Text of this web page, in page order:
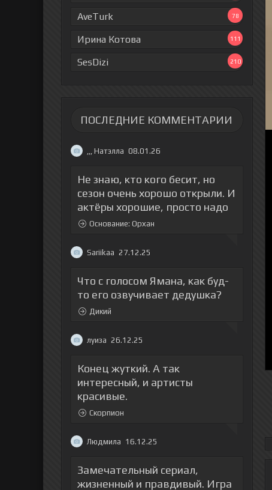
AveTurk 78
Ирина Котова 111
SesDizi 210
ПОСЛЕДНИЕ КОММЕНТАРИИ
,,, Натэлла 08.01.26
Не знаю, кто кого бесит, но
сезон очень хорошо открыли. И
актёры хорошие, просто надо
Основание: Орхан
Sariikaa 27.12.25
Что с голосом Ямана, как буд-
то его озвучивает дедушка?
Дикий
луиза 26.12.25
Конец жуткий. А так
интересный, и артисты
красивые.
Скорпион
Людмила 16.12.25
Замечательный сериал,
жизненный и правдивый. Игра